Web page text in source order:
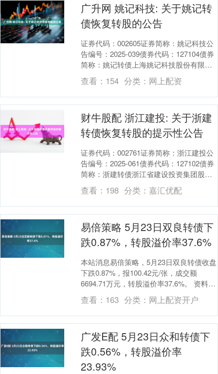
广升网 姚记科技: 关于姚记转
债恢复转股的公告
证券代码：002605证券简称：姚记科技公
告编号：2025-039债券代码：127104债券
简称：姚记转债上海姚记科技股份有限公
司本公司及董事会全体成员保证信息....
查看： 154 分类： 网上配资
财牛股配 浙江建投: 关于浙建
转债恢复转股的提示性公告
证券代码：002761证券简称：浙江建投公
告编号：2025-061债券代码：127102债券
简称：浙建转债浙江省建设投资集团股份
有限公司关于“浙建转债”恢复转股....
查看： 198 分类： 嘉汇优配
易倍策略 5月23日双良转债下
跌0.87%，转股溢价率37.6%
本站消息易倍策略，5月23日双良转债收盘
下跌0.87%，报100.42元/张，成交额
6694.71万元，转股溢价率37.6%。 资料显
示，双良转债信用级别为“A....
查看： 163 分类： 网上配资开户
广发E配 5月23日众和转债下
跌0.56%，转股溢价率
23.93%